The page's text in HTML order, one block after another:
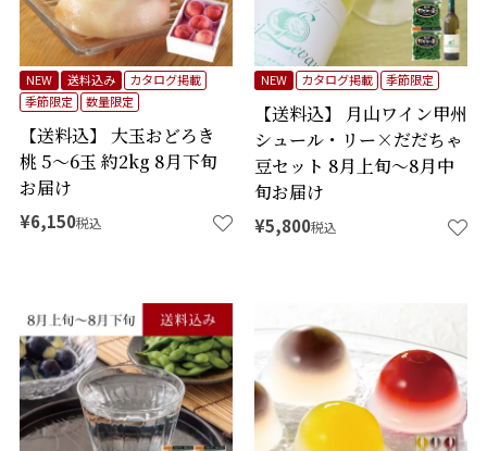
【送料込】 大玉おどろき
桃 5～6玉 約2kg 8月下旬
お届け
NEW 送料込み
カタログ掲載
季節限定
数量限定
¥6,150税込
【送料込】 月山ワイン甲州
シュール・リー×だだちゃ
豆セット 8月上旬～8月中
旬お届け
NEW カタログ掲載 季節限定
¥5,800税込